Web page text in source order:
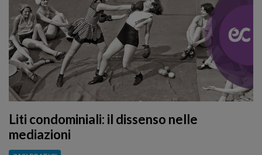
Liti condominiali: il dissenso nelle
mediazioni